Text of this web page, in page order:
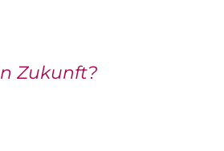
Zukunft?